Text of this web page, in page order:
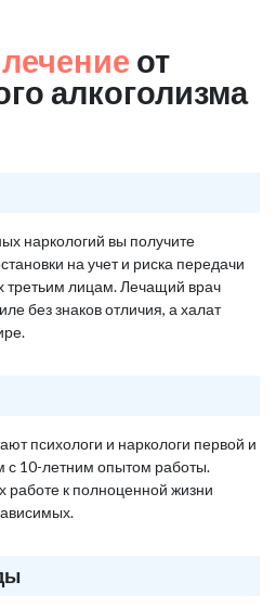
от
алкоголизма
наркологий вы получите
на учет и риска передачи
лицам. Лечащий врач
без знаков отличия, а халат
психологи и наркологи первой и
с 10-летним опытом работы.
работе к полноценной жизни